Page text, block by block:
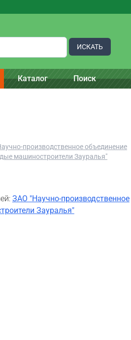
ИСКАТЬ
Каталог Поиск
производственное объединение
машиностроители Зауралья"
ЗАО "Научно-производственное
Зауралья"